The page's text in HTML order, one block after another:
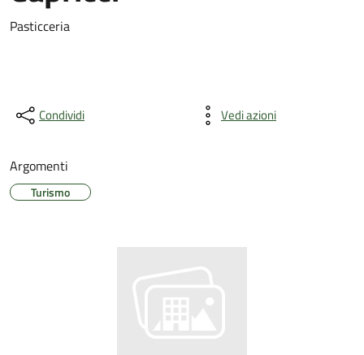
Pasticceria
Condividi Vedi azioni
Argomenti
Turismo